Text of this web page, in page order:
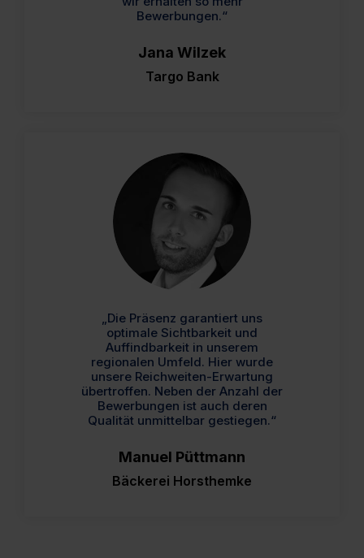
Bewerbungen.“
Jana Wilzek
Targo Bank
„Die Präsenz garantiert uns
optimale Sichtbarkeit und
Auffindbarkeit in unserem
regionalen Umfeld. Hier wurde
unsere Reichweiten-Erwartung
übertroffen. Neben der Anzahl der
Bewerbungen ist auch deren
Qualität unmittelbar gestiegen.“
Manuel Püttmann
Bäckerei Horsthemke